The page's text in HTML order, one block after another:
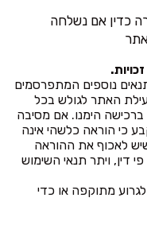
כדין אם נשלחה
נוספים המתפרסמים
האתר לגולש בכל
הימנו. אם מסיבה
כי הוראה כלשהי אינה
לאכוף את ההוראה
דין, ויתר תנאי השימוש
מתוקפה או כדי